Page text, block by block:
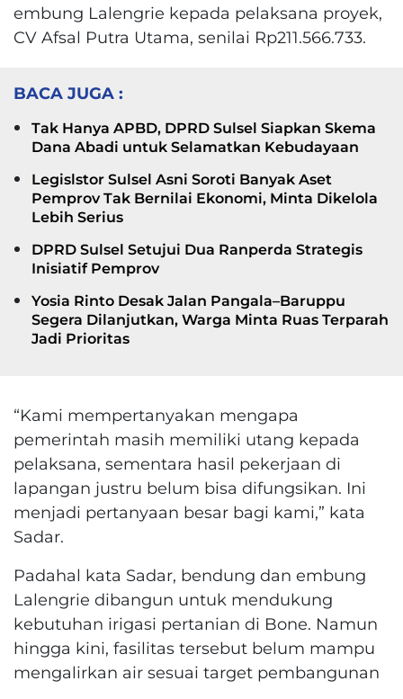
embung Lalengrie kepada pelaksana proyek,
CV Afsal Putra Utama, senilai Rp211.566.733.
BACA JUGA :
Tak Hanya APBD, DPRD Sulsel Siapkan Skema
Dana Abadi untuk Selamatkan Kebudayaan
Legislstor Sulsel Asni Soroti Banyak Aset
Pemprov Tak Bernilai Ekonomi, Minta Dikelola
Lebih Serius
DPRD Sulsel Setujui Dua Ranperda Strategis
Inisiatif Pemprov
Yosia Rinto Desak Jalan Pangala–Baruppu
Segera Dilanjutkan, Warga Minta Ruas Terparah
Jadi Prioritas
“Kami mempertanyakan mengapa
pemerintah masih memiliki utang kepada
pelaksana, sementara hasil pekerjaan di
lapangan justru belum bisa difungsikan. Ini
menjadi pertanyaan besar bagi kami,” kata
Sadar.
Padahal kata Sadar, bendung dan embung
Lalengrie dibangun untuk mendukung
kebutuhan irigasi pertanian di Bone. Namun
hingga kini, fasilitas tersebut belum mampu
mengalirkan air sesuai target pembangunan